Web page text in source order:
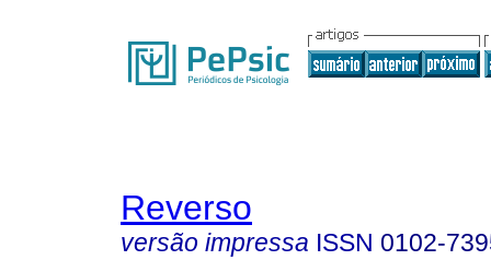
Reverso
versão impressa ISSN 0102-